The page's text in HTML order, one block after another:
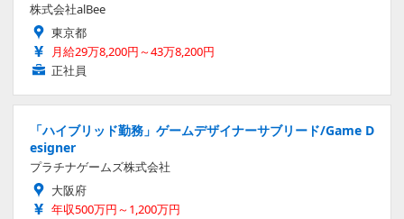
株式会社alBee
東京都
月給29万8,200円～43万8,200円
正社員
「ハイブリッド勤務」ゲームデザイナーサブリード/Game D
esigner
プラチナゲームズ株式会社
大阪府
年収500万円～1,200万円